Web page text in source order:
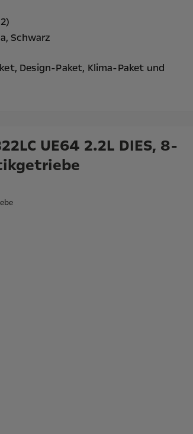
Schwarz
Design-Paket, Klima-Paket und
UE64 2.2L DIES, 8-